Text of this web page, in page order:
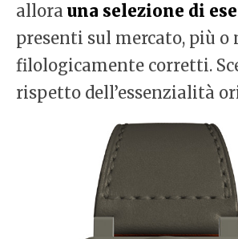
allora una selezione di
presenti sul mercato, più o
filologicamente corretti.
rispetto dell’essenzialità